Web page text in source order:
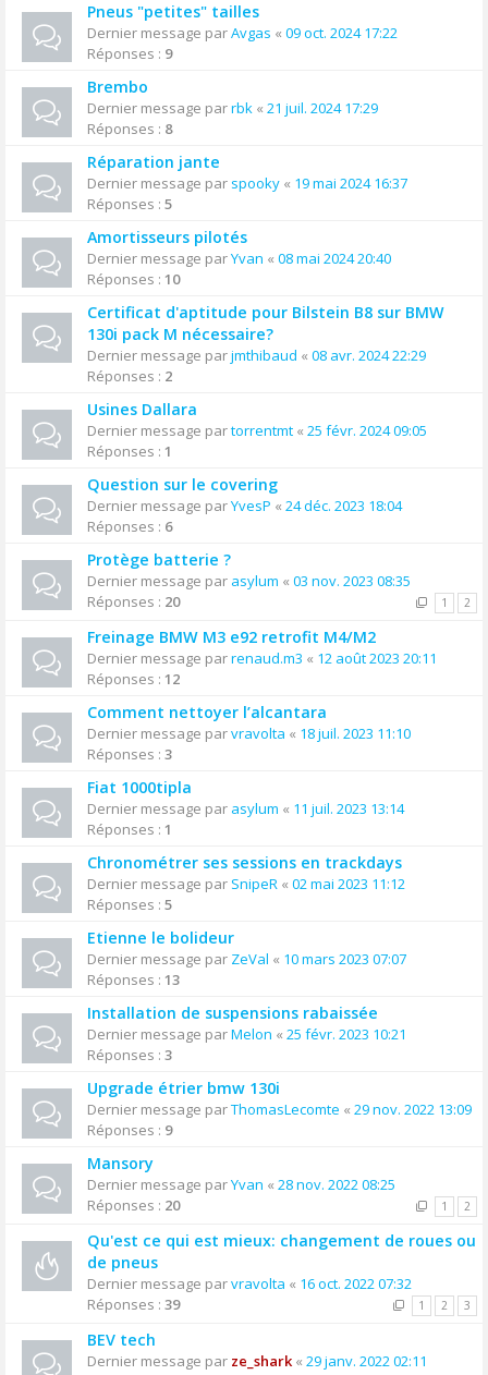
Pneus "petites" tailles
Dernier message parAvgas « 09 oct. 2024 17:22
Réponses : 9
Brembo
Dernier message parrbk « 21 juil. 2024 17:29
Réponses : 8
Réparation jante
Dernier message par spooky « 19 mai 2024 16:37
Réponses : 5
Amortisseurs pilotés
Dernier message parYvan « 08 mai 2024 20:40
Réponses : 10
Certificat d'aptitude pour Bilstein B8 sur BMW
130i pack M nécessaire?
Dernier message parjmthibaud « 08 avr. 2024 22:29
Réponses : 2
Usines Dallara
Dernier message partorrentmt « 25 févr. 2024 09:05
Réponses : 1
Question sur le covering
Dernier message parYvesP « 24 déc. 2023 18:04
Réponses : 6
Protège batterie ?
Dernier message par asylum « 03 nov. 2023 08:35
Réponses : 20 1 2
Freinage BMW M3 e92 retrofit M4/M2
Dernier message parrenaud.m3 « 12 août 2023 20:11
Réponses : 12
Comment nettoyer l’alcantara
Dernier message parvravolta « 18 juil. 2023 11:10
Réponses : 3
Fiat 1000tipla
Dernier message par asylum « 11 juil. 2023 13:14
Réponses : 1
Chronométrer ses sessions en trackdays
Dernier message par SnipeR « 02 mai 2023 11:12
Réponses : 5
Etienne le bolideur
Dernier message par ZeVal « 10 mars 2023 07:07
Réponses : 13
Installation de suspensions rabaissée
Dernier message parMelon « 25 févr. 2023 10:21
Réponses : 3
Upgrade étrier bmw 130i
Dernier message parThomasLecomte « 29 nov. 2022 13:09
Réponses : 9
Mansory
Dernier message parYvan « 28 nov. 2022 08:25
Réponses : 20 1 2
Qu'est ce qui est mieux: changement de roues ou
de pneus
Dernier message parvravolta « 16 oct. 2022 07:32
Réponses : 39 1 2 3
BEV tech
Dernier message par ze_shark« 29 janv. 2022 02:11